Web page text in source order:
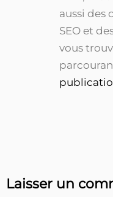
aussi des
SEO et
vous
Laisser un